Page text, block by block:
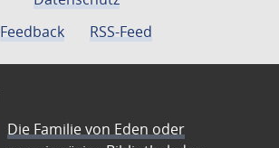
Feedback
RSS-Feed
Die Familie von Eden oder